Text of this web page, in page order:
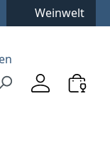
Weinwelt